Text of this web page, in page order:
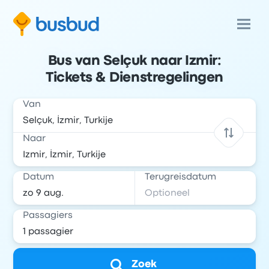
Bus van Selçuk naar Izmir:
Tickets & Dienstregelingen
Van
Naar
Datum Terugreisdatum
Passagiers
Zoek